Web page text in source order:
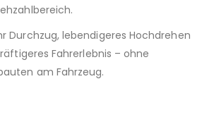
Durchzug, lebendigeres Hochdrehen
Fahrerlebnis – ohne
am Fahrzeug.